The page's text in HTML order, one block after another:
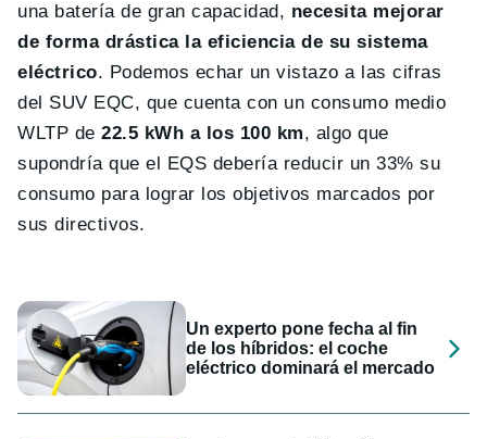
una batería de gran capacidad, necesita mejorar
de forma drástica la eficiencia de su sistema
eléctrico. Podemos echar un vistazo a las cifras
del SUV EQC, que cuenta con un consumo medio
WLTP de 22.5 kWh a los 100 km, algo que
supondría que el EQS debería reducir un 33% su
consumo para lograr los objetivos marcados por
sus directivos.
Un experto pone fecha al fin
de los híbridos: el coche
eléctrico dominará el mercado